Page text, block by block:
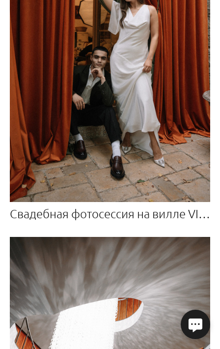
Свадебная фотосессия на вилле VILLA ROSSA